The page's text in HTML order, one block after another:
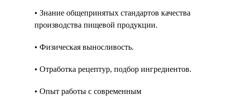
• Знание общепринятых стандартов качества
производства пищевой продукции.
• Физическая выносливость.
• Отработка рецептур, подбор ингредиентов.
• Опыт работы с современным